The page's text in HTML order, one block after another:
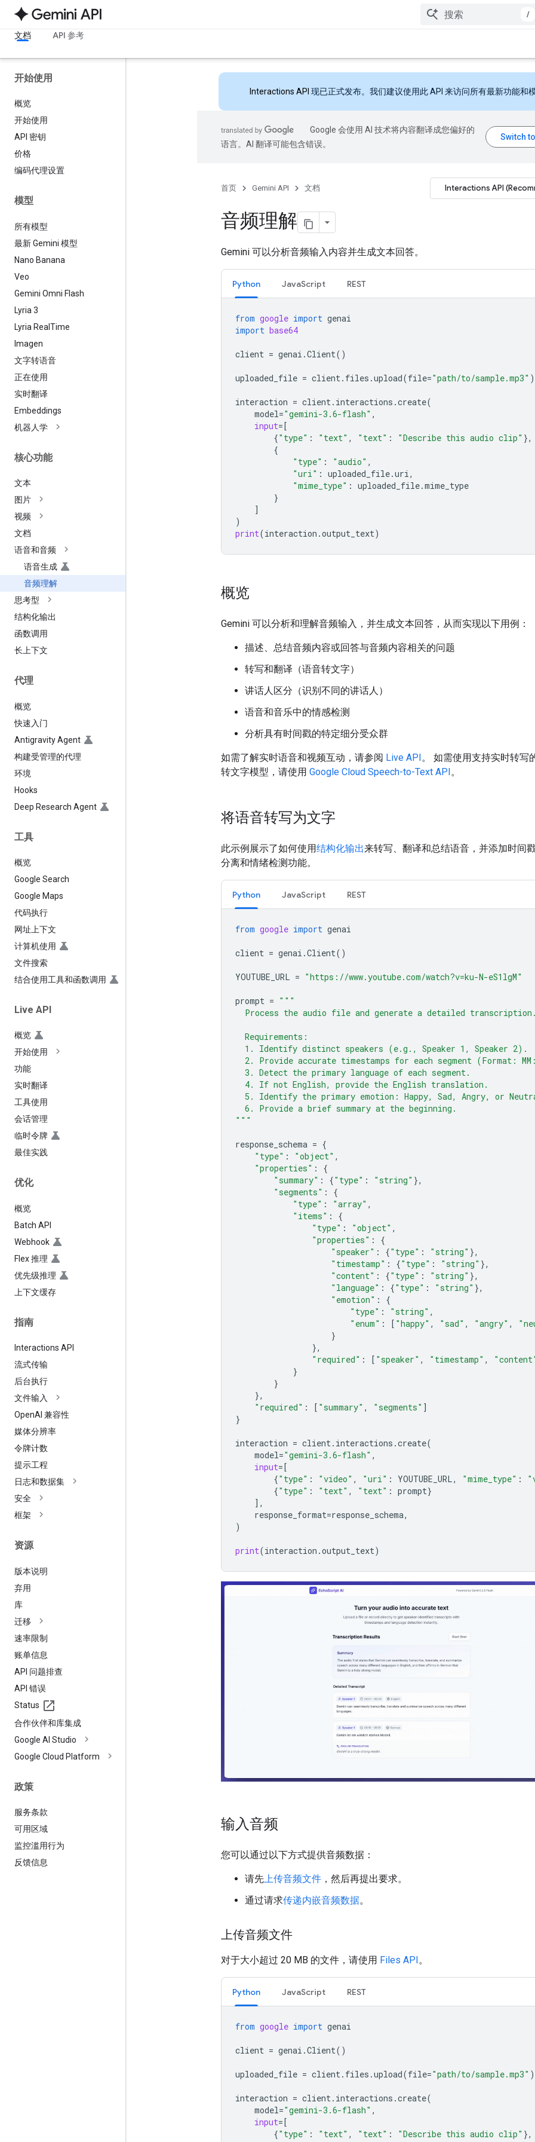
/
文档 API 参考
开始使用
概览
开始使用
API 密钥
价格
编码代理设置
模型
所有模型
最新 Gemini 模型
Nano Banana
Veo
Gemini Omni Flash
Lyria 3
Lyria Real Time
Imagen
文字转语音
正在使用
实时翻译
Embeddings
机器人学
核心功能
文本
图片
视频
文档
语音和音频
语音生成
音频理解
思考型
结构化输出
函数调用
长上下文
代理
概览
快速入门
Antigravity Agent
构建受管理的代理
环境
Hooks
Deep Research Agent
工具
概览
Google Search
Google Maps
代码执行
网址上下文
计算机使用
文件搜索
结合使用工具和函数调用
Live API
概览
开始使用
功能
实时翻译
工具使用
会话管理
临时令牌
最佳实践
优化
概览
Batch API
Webhook
Flex 推理
优先级推理
上下文缓存
指南
Interactions API
流式传输
后台执行
文件输入
OpenAI 兼容性
媒体分辨率
令牌计数
提示工程
日志和数据集
安全
框架
资源
版本说明
弃用
库
迁移
速率限制
账单信息
API 问题排查
API 错误
Status
合作伙伴和库集成
Google AI Studio
Google Cloud Platform
政策
服务条款
可用区域
监控滥用行为
反馈信息
Interactions API 现已正式发布。我们建议使用此 API 来访问所有最新功能和模
Google 会使用 AI 技术将内容翻译成您偏好的
语言。AI 翻译可能包含错误。
首页 Gemini API 文档 Interactions API
音频理解
Gemini 可以分析音频输入内容并生成文本回答。
Python JavaScript REST
from google import genai
import base64
client = genai .Client()
uploaded_file = client. files .upload(file="path/to/sample.mp3" )
interaction = client. interactions .create(
model="gemini-3.6-flash" ,
input=[
{"type" : "text" , "text" : "Describe this audio clip" },
{
"type" : "audio" ,
"uri" : uploaded_file.uri,
"mime_type" : uploaded_file.mime_type
}
]
)
print(interaction .output_text)
概览
Gemini 可以分析和理解音频输入，并生成文本回答，从而实现以下用例：
描述、总结音频内容或回答与音频内容相关的问题
转写和翻译（语音转文字）
讲话人区分（识别不同的讲话人）
语音和音乐中的情感检测
分析具有时间戳的特定细分受众群
如需了解实时语音和视频互动，请参阅 Live API。 如需使用支持实时转写
转文字模型，请使用 Google Cloud Speech-to-Text API。
将语音转写为文字
此示例展示了如何使用结构化输出来转写、翻译和总结语音，并添加时间
分离和情绪检测功能。
Python JavaScript REST
from google import genai
client = genai .Client()
YOUTUBE_URL = "https://www.youtube.com/watch?v=ku-N-eS1lgM"
prompt = """
  Process the audio file and generate a detailed transcription.
  Requirements:
  1. Identify distinct speakers (e.g., Speaker 1, Speaker 2).
2. Provide accurate timestamps for each segment (Format:
  3. Detect the primary language of each segment.
  4. If not English, provide the English translation.
5. Identify the primary emotion: Happy, Sad, Angry, or
  6. Provide a brief summary at the beginning.
"""
response_schema = {
"type" : "object" ,
"properties" :
{
"summary" : {"type" : "string" },
"segments" :
{
"type" : "array" ,
"items" :
{
"type" : "object" ,
"properties" :
{
"speaker" : {"type" : "string" },
"timestamp" : {"type" : "string" },
"content" : {"type" : "string" },
"language" : {"type" : "string" },
"emotion" :
{
"type" : "string" ,
"enum" : [ "happy" , "sad" , "angry" ,
}
},
"required" : [ "speaker" , "timestamp" ,
}
}
},
"required" : [ "summary" , "segments" ]
}
interaction = client. interactions .create(
model="gemini-3.6-flash" ,
input=[
{"type" : "video" , "uri" : YOUTUBE_URL, "mime_type" :
{"type" : "text" , "text" : prompt}
],
response_format=response_schema,
)
print(interaction .output_text)
输入音频
您可以通过以下方式提供音频数据：
请先 上传音频文件 ，然后再提出要求。
通过请求传递内嵌音频数据。
上传音频文件
对于大小超过 20 MB 的文件，请使用 Files API。
Python JavaScript REST
from google import genai
client = genai .Client()
uploaded_file = client . files .upload(file="path/to/sample.mp3" )
interaction = client . interactions .create(
model="gemini-3.6-flash" ,
input=[
{"type" : "text" , "text" : "Describe this audio clip" },